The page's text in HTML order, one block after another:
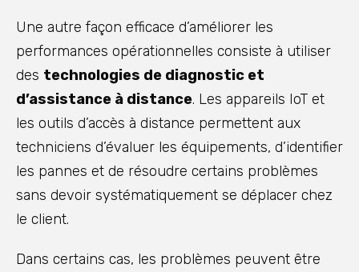
Une autre façon efficace d’améliorer les
performances opérationnelles consiste à utiliser
des technologies de diagnostic et
d’assistance à distance. Les appareils IoT et
les outils d’accès à distance permettent aux
techniciens d’évaluer les équipements, d’identifier
les pannes et de résoudre certains problèmes
sans devoir systématiquement se déplacer chez
le client.
Dans certains cas, les problèmes peuvent être